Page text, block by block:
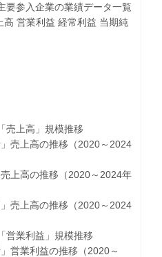
参入企業の業績データ一覧
営業利益 経常利益 当期純
上高」規模推移
上高の推移（2020～2024
高の推移（2020～2024年
上高の推移（2020～2024
業利益」規模推移
業利益の推移（2020～